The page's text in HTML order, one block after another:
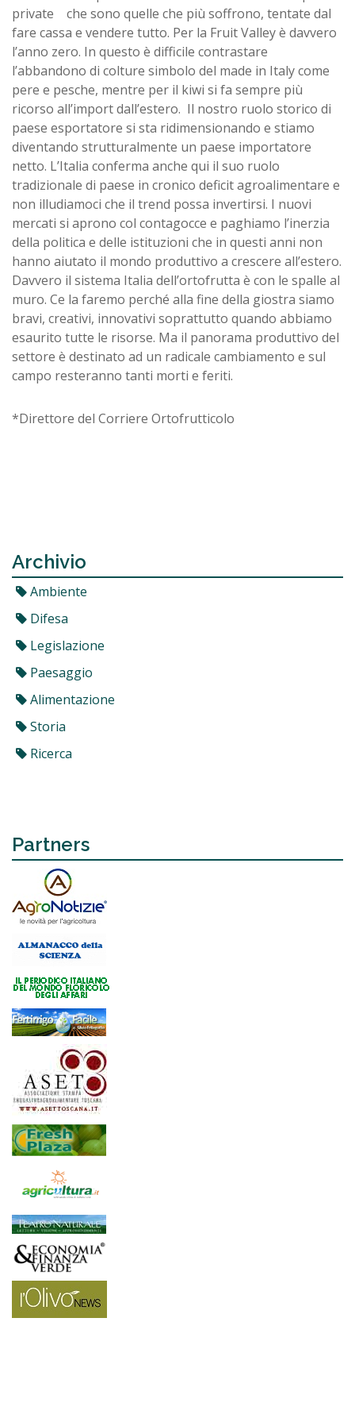
private che sono quelle che più soffrono, tentate dal
fare cassa e vendere tutto. Per la Fruit Valley è davvero
l’anno zero. In questo è difficile contrastare
l’abbandono di colture simbolo del made in Italy come
pere e pesche, mentre per il kiwi si fa sempre più
ricorso all’import dall’estero. Il nostro ruolo storico di
paese esportatore si sta ridimensionando e stiamo
diventando strutturalmente un paese importatore
netto. L’Italia conferma anche qui il suo ruolo
tradizionale di paese in cronico deficit agroalimentare e
non illudiamoci che il trend possa invertirsi. I nuovi
mercati si aprono col contagocce e paghiamo l’inerzia
della politica e delle istituzioni che in questi anni non
hanno aiutato il mondo produttivo a crescere all’estero.
Davvero il sistema Italia dell’ortofrutta è con le spalle al
muro. Ce la faremo perché alla fine della giostra siamo
bravi, creativi, innovativi soprattutto quando abbiamo
esaurito tutte le risorse. Ma il panorama produttivo del
settore è destinato ad un radicale cambiamento e sul
campo resteranno tanti morti e feriti.
*Direttore del Corriere Ortofrutticolo
Archivio
Ambiente
Difesa
Legislazione
Paesaggio
Alimentazione
Storia
Ricerca
Partners